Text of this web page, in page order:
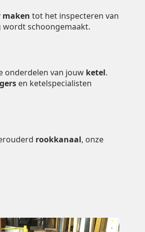
maken tot het inspecteren van
wordt schoongemaakt.
onderdelen van jouw ketel.
en ketelspecialisten
rookkanaal, onze